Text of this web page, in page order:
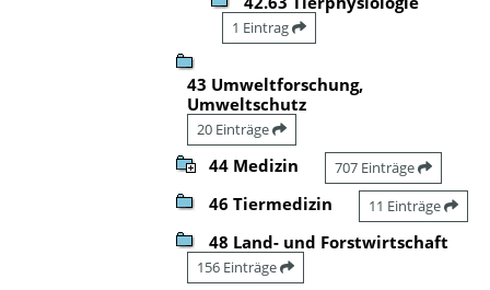
1 Eintrag
43 Umweltforschung,
Umweltschutz
20 Einträge
44 Medizin 707 Einträge
46 Tiermedizin 11 Einträge
48 Land- und Forstwirtschaft
156 Einträge